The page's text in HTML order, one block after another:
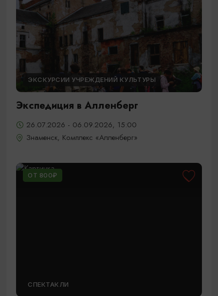
ЭКСКУРСИИ УЧРЕЖДЕНИЙ КУЛЬТУРЫ
Экспедиция в Алленберг
26.07.2026 - 06.09.2026, 15:00
Знаменск, Комплекс «Алленберг»
ОТ 800₽
СПЕКТАКЛИ